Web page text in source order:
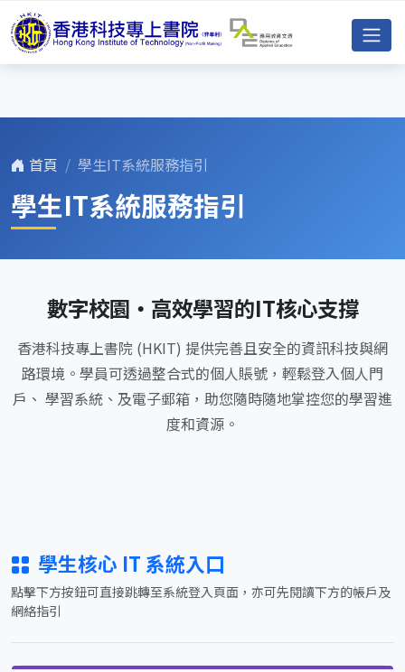
首頁 學生IT系統服務指引
學生IT系統服務指引
數字校園・高效學習的IT核心支撐
香港科技專上書院 (HKIT) 提供完善且安全的資訊科技與網
路環境。學員可透過整合式的個人賬號，輕鬆登入個人門
戶、 學習系統、及電子郵箱，助您隨時隨地掌控您的學習進
度和資源。
學生核心 IT 系統入口
點擊下方按鈕可直接跳轉至系統登入頁面，亦可先閱讀下方的帳戶及
網絡指引